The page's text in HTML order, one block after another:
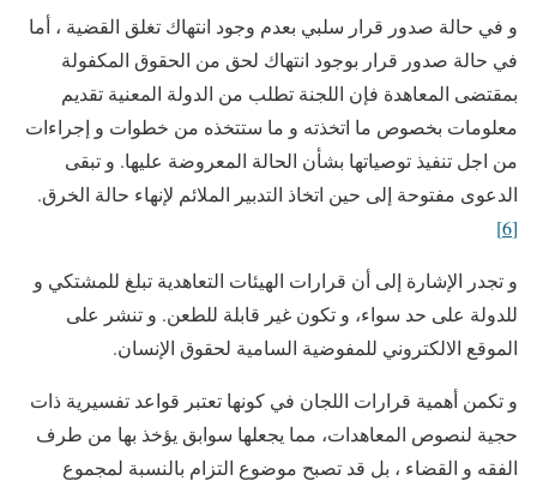
و في حالة صدور قرار سلبي بعدم وجود انتهاك تغلق القضية ، أما
في حالة صدور قرار بوجود انتهاك لحق من الحقوق المكفولة
بمقتضى المعاهدة فإن اللجنة تطلب من الدولة المعنية تقديم
معلومات بخصوص ما اتخذته و ما ستتخذه من خطوات و إجراءات
من اجل تنفيذ توصياتها بشأن الحالة المعروضة عليها. و تبقى
الدعوى مفتوحة إلى حين اتخاذ التدبير الملائم لإنهاء حالة الخرق.
[6]
و تجدر الإشارة إلى أن قرارات الهيئات التعاهدية تبلغ للمشتكي و
للدولة على حد سواء، و تكون غير قابلة للطعن. و تنشر على
الموقع الالكتروني للمفوضية السامية لحقوق الإنسان.
و تكمن أهمية قرارات اللجان في كونها تعتبر قواعد تفسيرية ذات
حجية لنصوص المعاهدات، مما يجعلها سوابق يؤخذ بها من طرف
الفقه و القضاء ، بل قد تصبح موضوع التزام بالنسبة لمجموع